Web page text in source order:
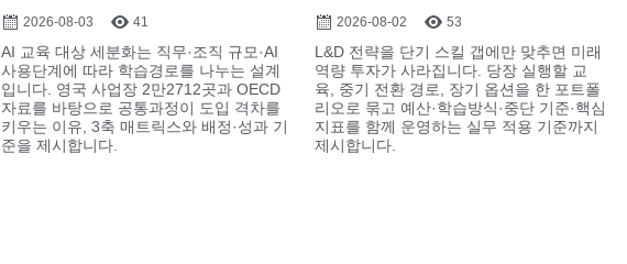
2026-08-03 41
AI 교육 대상 세분화는 직무·조직 규모·AI
사용단계에 따라 학습경로를 나누는 설계
입니다. 영국 사업장 2만2712곳과 OECD
자료를 바탕으로 공통과정이 도입 격차를
키우는 이유, 3축 매트릭스와 배정·성과 기
준을 제시합니다.
2026-08-02 53
L&D 전략을 단기 스킬 갭에만 맞추면 미래
역량 투자가 사라집니다. 당장 실행할 교
육, 중기 전환 경로, 장기 옵션을 한 포트폴
리오로 묶고 예산·학습방식·중단 기준·핵심
지표를 함께 운영하는 실무 적용 기준까지
제시합니다.